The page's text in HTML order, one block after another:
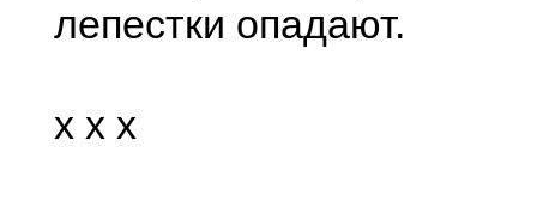
лепестки опадают.
x x x